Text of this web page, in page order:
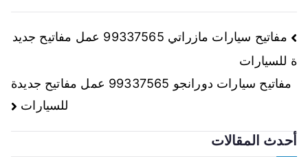
تصفّح
المقالات
مفاتيح سيارات مازراتي 99337565 عمل مفاتيح جديد
ة للسيارات
مفاتيح سيارات دورانجو 99337565 عمل مفاتيح جديدة
للسيارات
أحدث المقالات